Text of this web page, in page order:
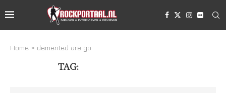
Home » demented are go
TAG: